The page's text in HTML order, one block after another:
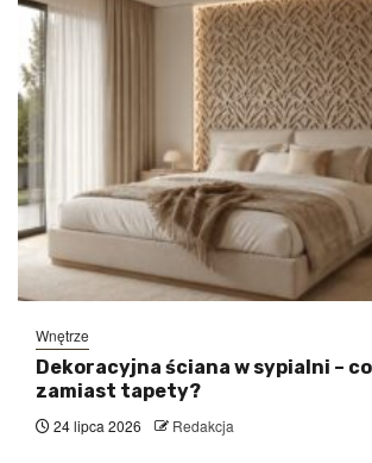
Wnętrze
Dekoracyjna ściana w sypialni –
zamiast tapety?
24 lipca 2026 Redakcja